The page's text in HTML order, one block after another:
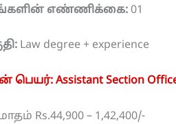
எண்ணிக்கை: 01
Law degree + experience
பெயர்: Assistant Section
Rs.44,900 – 1,42,400/-